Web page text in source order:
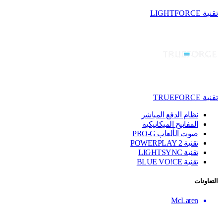
تقنية LIGHTFORCE
تقنية TRUEFORCE
نظام الدفع المباشر
المفاتيح الميكانيكية
صوت الألعاب PRO-G
تقنية ‏POWERPLAY 2
تقنية LIGHTSYNC
تقنية BLUE VO!CE
التعاونات
McLaren